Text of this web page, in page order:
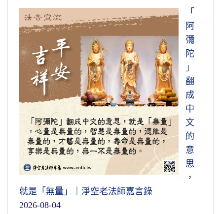
「
阿
彌
陀
」
翻
成
中
文
的
意
思
，
就是「無量」｜淨空老法師嘉言錄
2026-08-04